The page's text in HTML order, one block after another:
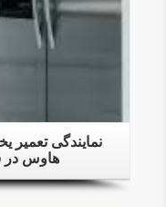
نمایندگی تعمیر
هاوس در